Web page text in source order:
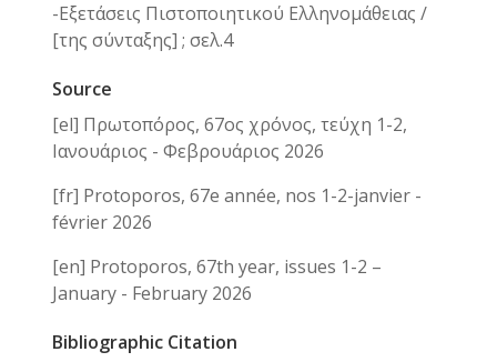
-Εξετάσεις Πιστοποιητικού Ελληνομάθειας /
[της σύνταξης] ; σελ.4
Source
[el] Πρωτοπόρος, 67ος χρόνος, τεύχη 1-2,
Ιανουάριος - Φεβρουάριος 2026
[fr] Protoporos, 67e année, nos 1-2-janvier -
février 2026
[en] Protoporos, 67th year, issues 1-2 –
January - February 2026
Bibliographic Citation